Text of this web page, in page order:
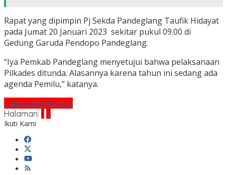
Rapat yang dipimpin Pj Sekda Pandeglang Taufik Hidayat
pada Jumat 20 Januari 2023 sekitar pukul 09.00 di
Gedung Garuda Pendopo Pandeglang.
“Iya Pemkab Pandeglang menyetujui bahwa pelaksanaan
Pilkades ditunda. Alasannya karena tahun ini sedang ada
agenda Pemilu,” katanya.
Laman berikutnya
Halaman: 1 2
Ikuti Kami